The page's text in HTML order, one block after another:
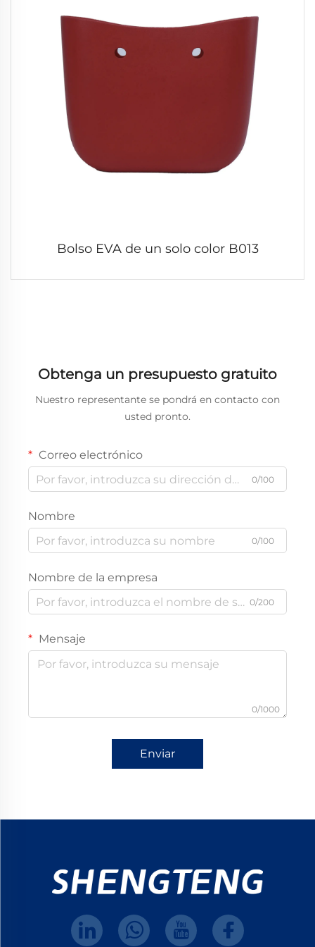
Bolso EVA de un solo color B013
Obtenga un presupuesto gratuito
Nuestro representante se pondrá en contacto con
usted pronto.
Correo electrónico
0/100
Nombre
0/100
Nombre de la empresa
0/200
Mensaje
0/1000
Enviar